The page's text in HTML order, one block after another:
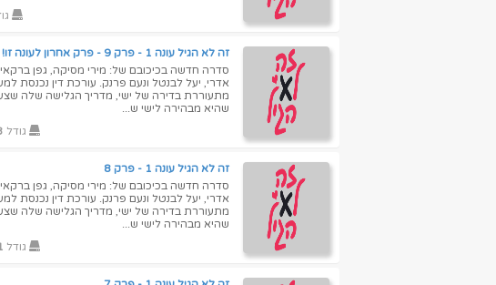
זה לא הגיל עונה 1 - פרק 9 - פרק אחרון לעונה זו!
סדרה חדשה בכיכובם של: מירי מסיקה, גפן ברקאי,
אדרי, יעל לבנטל ונעם פרנק. עורכת דין נכנסת
שהיא מבהירה לישי ש...
גודל
זה לא הגיל עונה 1 - פרק 8
סדרה חדשה בכיכובם של: מירי מסיקה, גפן ברקאי,
אדרי, יעל לבנטל ונעם פרנק. עורכת דין נכנסת
שהיא מבהירה לישי ש...
גודל